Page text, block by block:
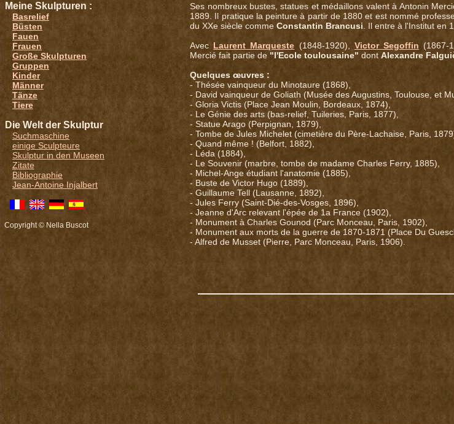
Meine Skulpturen :
Basrelief
Büsten
Fauen
Frauen
Große Skulpturen
Gruppen
Kinder
Männer
Tänze
Tiere
Die Welt der Skulptur
Suchmaschine
einige Sculpteure
Skulptur in den Museen
Zitate
Bibliographie
Jean-Antoine Injalbert
Copyright © Nella Buscot
Ses nombreux bustes, statues et médaillons valent à Antonin
1889. Il pratique la peinture à partir de 1880 et est nommé
du XXe siècle commeConstantin Brancusi . Il entre à l'Institut en
Avec Laurent Marqueste (1848-1920), Victor Segoffin (1867-
Mercié fait partie de "l'Ecole toulousaine" dontAlexandre
Quelques œuvres :
- Thésée vainqueur du Minotaure (1868),
- David vainqueur de Goliath (Musée des Augustins, Toulouse, et
- Gloria Victis (Place Jean Moulin, Bordeaux, 1874),
- Le Génie des arts (bas-relief, Tuileries, Paris, 1877),
- Statue Arago (Perpignan, 1879),
- Tombe de Jules Michelet (cimetière du Père-Lachaise, Paris,
- Quand même ! (Belfort, 1882),
- Léda (1884),
- Le Souvenir (marbre, tombe de madame Charles Ferry, 1885),
- Michel-Ange étudiant l'anatomie (1885),
- Buste de Victor Hugo (1889),
- Guillaume Tell (Lausanne, 1892),
- Jules Ferry (Saint-Dié-des-Vosges, 1896),
- Jeanne d'Arc relevant l'épée de 1a France (1902),
- Monument à Charles Gounod (Parc Monceau, Paris, 1902),
- Monument aux morts de la guerre de 1870-1871 (Place Du
- Alfred de Musset (Pierre, Parc Monceau, Paris, 1906).